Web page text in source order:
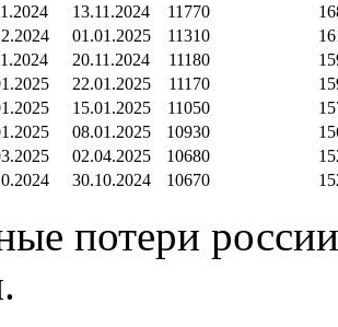
13.11.2024 11770
01.01.2025 11310
20.11.2024 11180
22.01.2025 11170
15.01.2025 11050
08.01.2025 10930
02.04.2025 10680
30.10.2024 10670
потери